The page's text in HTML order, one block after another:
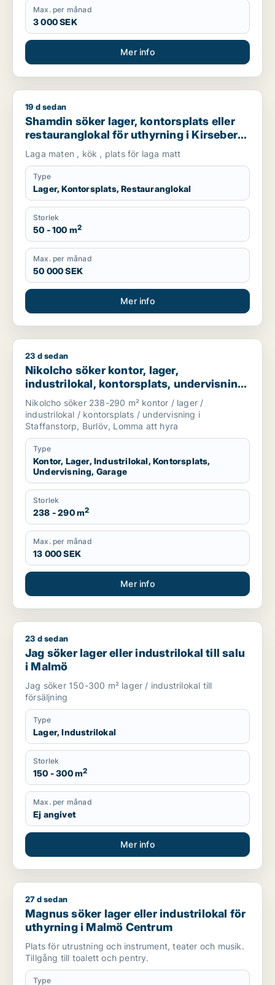
Max. per månad
3 000 SEK
Mer info
Shamdin söker lager, kontorsplats eller restauranglokal för
19 d sedan
Shamdin söker lager, kontorsplats eller
restauranglokal för uthyrning i Kirseberg,
Husie eller Fosie m.fl.
Laga maten , kök , plats för laga matt
Type
Lager, Kontorsplats, Restauranglokal
Storlek
50 - 100 m2
Max. per månad
50 000 SEK
Mer info
Nikolcho söker kontor, lager, industrilokal, kontorsplats,
23 d sedan
Nikolcho söker kontor, lager,
industrilokal, kontorsplats, undervisning
eller garage för uthyrning i Staffanstorp,
Burlöv eller Lomma
Nikolcho söker 238-290 m² kontor / lager /
industrilokal / kontorsplats / undervisning i
Staffanstorp, Burlöv, Lomma att hyra
Type
Kontor, Lager, Industrilokal, Kontorsplats,
Undervisning, Garage
Storlek
238 - 290 m2
Max. per månad
13 000 SEK
Mer info
Jag söker lager eller industrilokal till salu i Malmö
23 d sedan
Jag söker lager eller industrilokal till salu
i Malmö
Jag söker 150-300 m² lager / industrilokal till
försäljning
Type
Lager, Industrilokal
Storlek
150 - 300 m2
Max. per månad
Ej angivet
Mer info
Magnus söker lager eller industrilokal för uthyrning i Malmö
27 d sedan
Magnus söker lager eller industrilokal för
uthyrning i Malmö Centrum
Plats för utrustning och instrument, teater och musik.
Tillgång till toalett och pentry.
Type